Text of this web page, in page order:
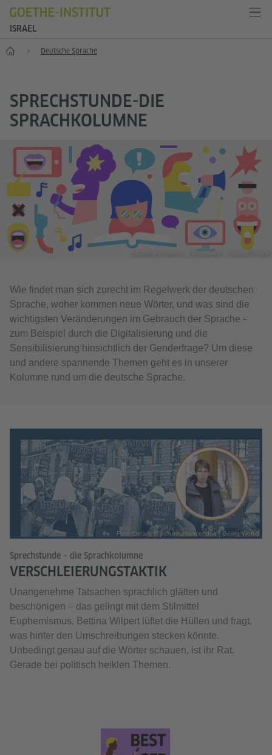
ISRAEL
Start Deutsche Sprache
SPRECHSTUNDE-DIE
SPRACHKOLUMNE
© Goethe-Institut e. V./Illustration: Tobias Schrank
Wie findet man sich zurecht im Regelwerk der deutschen
Sprache, woher kommen neue Wörter, und was sind die
wichtigsten Veränderungen im Gebrauch der Sprache -
zum Beispiel durch die Digitalisierung und die
Sensibilisierung hinsichtlich der Genderfrage? Um diese
und andere spannende Themen geht es in unserer
Kolumne rund um die deutsche Sprache.
Foto (Detail): © picture-alliance/ dpa | Georg Wendt
Sprechstunde – die Sprachkolumne
VERSCHLEIERUNGSTAKTIK
Unangenehme Tatsachen sprachlich glätten und
beschönigen – das gelingt mit dem Stilmittel
Euphemismus. Bettina Wilpert lüftet die Hüllen und fragt,
was hinter den Umschreibungen stecken könnte.
Unbedingt genau auf die Wörter schauen, ist ihr Rat.
Gerade bei politisch heiklen Themen.